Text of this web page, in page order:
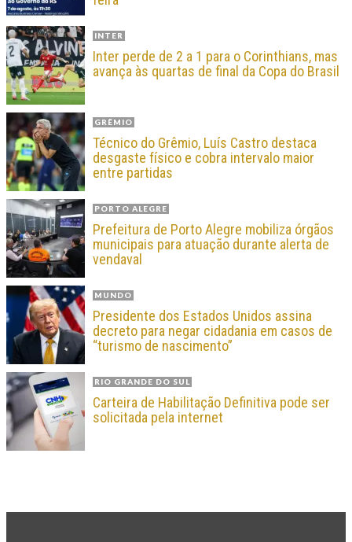
INTER
Inter perde de 2 a 1 para o Corinthians, mas
avança às quartas de final da Copa do Brasil
GRÊMIO
Técnico do Grêmio, Luís Castro destaca
desgaste físico e cobra intervalo maior
entre partidas
PORTO ALEGRE
Prefeitura de Porto Alegre mobiliza órgãos
municipais para atuação durante alerta de
vendaval
MUNDO
Presidente dos Estados Unidos assina
decreto para negar cidadania em casos de
“turismo de nascimento”
RIO GRANDE DO SUL
Carteira de Habilitação Definitiva pode ser
solicitada pela internet